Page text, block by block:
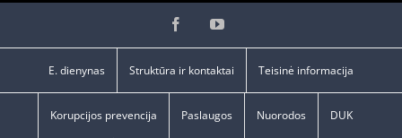
FacebookYouTube
E. dienynas Struktūra ir kontaktai Teisinė informacija
Korupcijos prevencija Paslaugos Nuorodos DUK